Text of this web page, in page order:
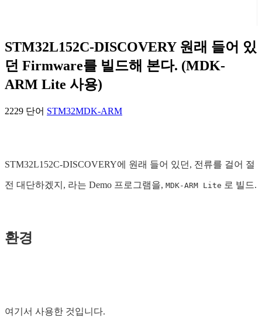
STM32L152C-DISCOVERY 원래 들어 있
던 Firmware를 빌드해 본다. (MDK-
ARM Lite 사용)
2229 단어 STM32MDK-ARM
STM32L152C-DISCOVERY에 원래 들어 있던, 전류를 걸어 절
전 대단하겠지, 라는 Demo 프로그램을, MDK-ARM Lite 로 빌드.
환경
여기서 사용한 것입니다.